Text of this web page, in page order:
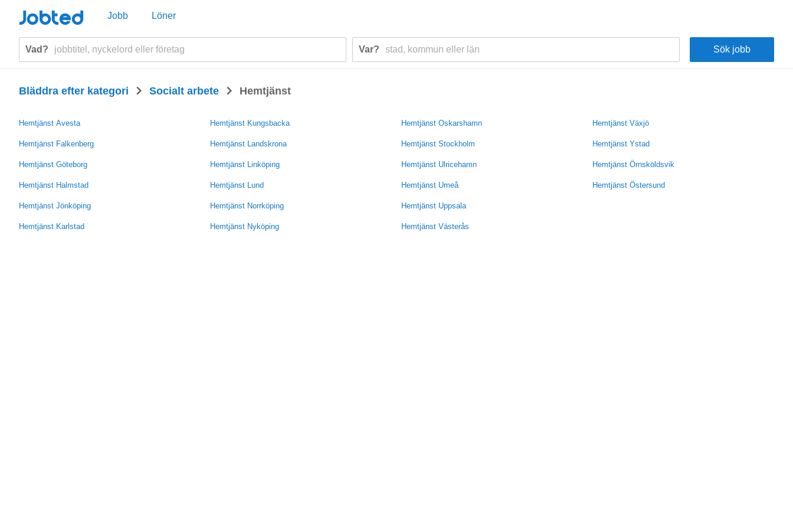
Jobted Jobb Löner
Vad? Var?
Bläddra efter kategori > Socialt arbete > Hemtjänst
Hemtjänst Avesta
Hemtjänst Falkenberg
Hemtjänst Göteborg
Hemtjänst Halmstad
Hemtjänst Jönköping
Hemtjänst Karlstad
Hemtjänst Kungsbacka
Hemtjänst Landskrona
Hemtjänst Linköping
Hemtjänst Lund
Hemtjänst Norrköping
Hemtjänst Nyköping
Hemtjänst Oskarshamn
Hemtjänst Stockholm
Hemtjänst Ulricehamn
Hemtjänst Umeå
Hemtjänst Uppsala
Hemtjänst Västerås
Hemtjänst Växjö
Hemtjänst Ystad
Hemtjänst Örnsköldsvik
Hemtjänst Östersund